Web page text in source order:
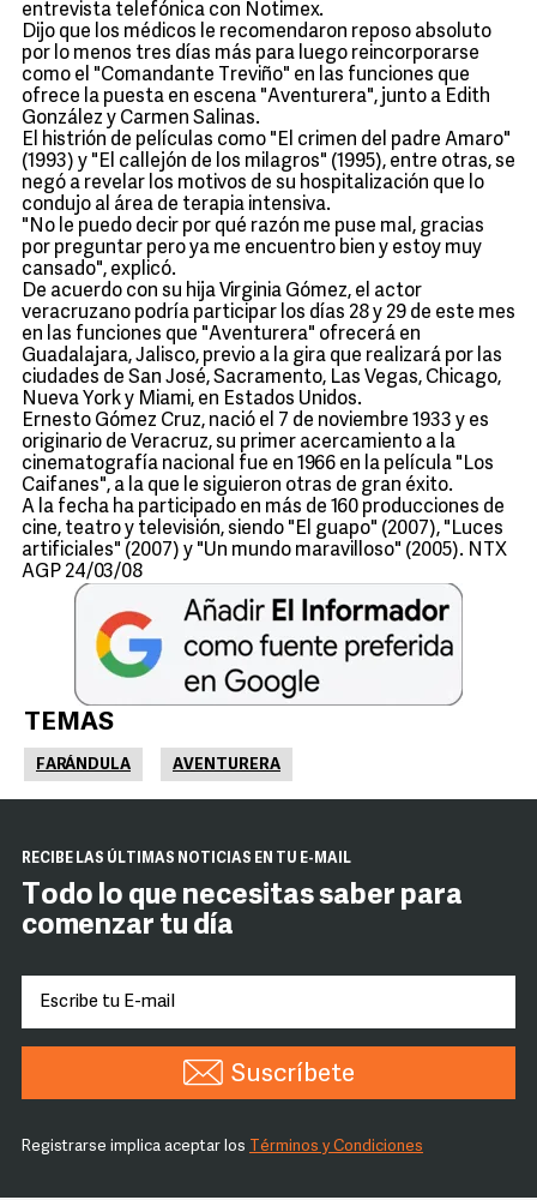
entrevista telefónica con Notimex.
Dijo que los médicos le recomendaron reposo absoluto
por lo menos tres días más para luego reincorporarse
como el "Comandante Treviño" en las funciones que
ofrece la puesta en escena "Aventurera", junto a Edith
González y Carmen Salinas.
El histrión de películas como "El crimen del padre Amaro"
(1993) y "El callejón de los milagros" (1995), entre otras, se
negó a revelar los motivos de su hospitalización que lo
condujo al área de terapia intensiva.
"No le puedo decir por qué razón me puse mal, gracias
por preguntar pero ya me encuentro bien y estoy muy
cansado", explicó.
De acuerdo con su hija Virginia Gómez, el actor
veracruzano podría participar los días 28 y 29 de este mes
en las funciones que "Aventurera" ofrecerá en
Guadalajara, Jalisco, previo a la gira que realizará por las
ciudades de San José, Sacramento, Las Vegas, Chicago,
Nueva York y Miami, en Estados Unidos.
Ernesto Gómez Cruz, nació el 7 de noviembre 1933 y es
originario de Veracruz, su primer acercamiento a la
cinematografía nacional fue en 1966 en la película "Los
Caifanes", a la que le siguieron otras de gran éxito.
A la fecha ha participado en más de 160 producciones de
cine, teatro y televisión, siendo "El guapo" (2007), "Luces
artificiales" (2007) y "Un mundo maravilloso" (2005). NTX
AGP 24/03/08
TEMAS
FARÁNDULA AVENTURERA
RECIBE LAS ÚLTIMAS NOTICIAS EN TU E-MAIL
Todo lo que necesitas saber para
comenzar tu día
Suscríbete
Registrarse implica aceptar los Términos y Condiciones